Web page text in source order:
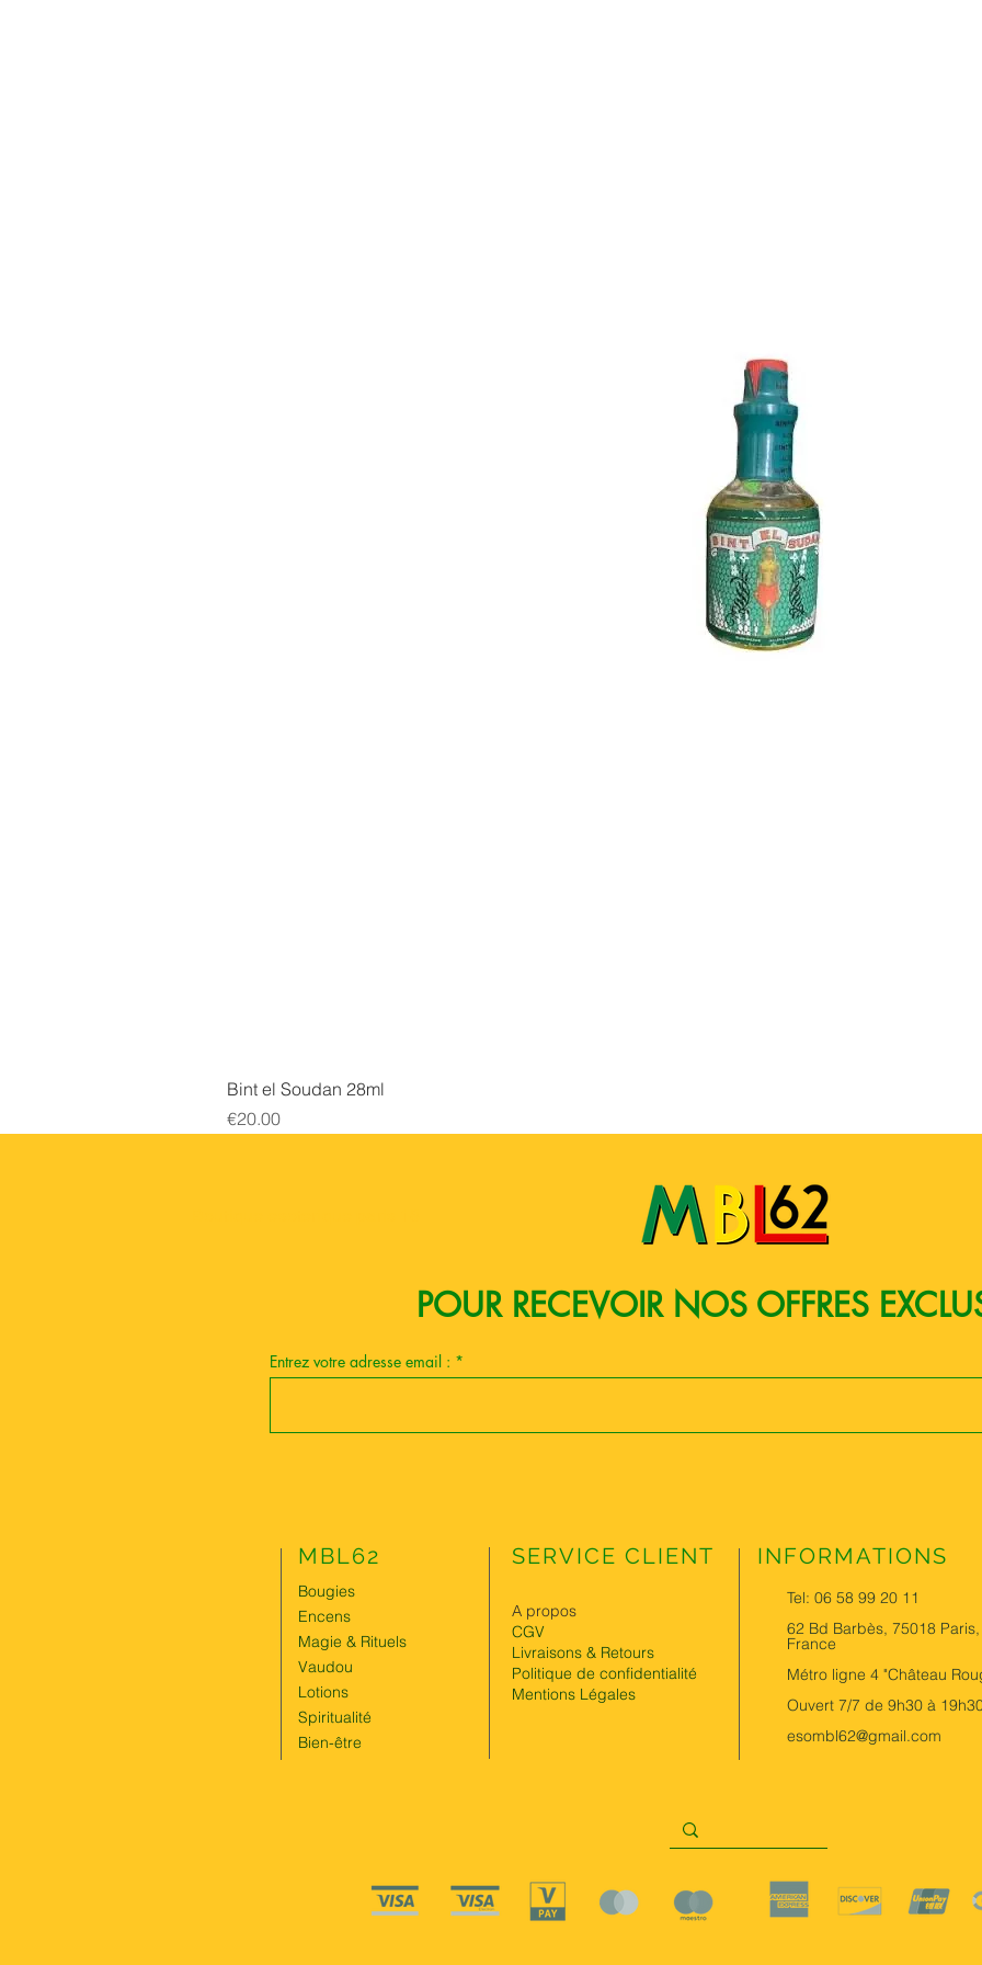
Bint el Soudan 28ml
Price
€20.00
POUR RECEVOIR NOS OFFRES
Entrez votre adresse email :
MBL62
Bougies
Encens
Magie & Rituels
Vaudou
Lotions
Spiritualité
Bien-être
SERVICE CLIENT
A propos
CGV
Livraisons & Retours
Politique de confidentialité
Mentions Légales
INFORMATIONS
Tel: 06 58 99 20 11
62 Bd Barbès, 75018 Paris,
France
Métro ligne 4 "Château
Ouvert 7/7 de 9h30 à
esombl62@gmail.com